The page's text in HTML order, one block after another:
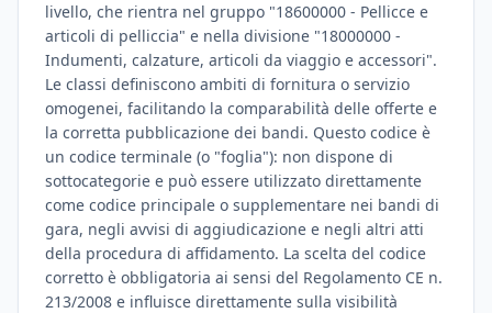
livello, che rientra nel gruppo "18600000 - Pellicce e
articoli di pelliccia" e nella divisione "18000000 -
Indumenti, calzature, articoli da viaggio e accessori".
Le classi definiscono ambiti di fornitura o servizio
omogenei, facilitando la comparabilità delle offerte e
la corretta pubblicazione dei bandi. Questo codice è
un codice terminale (o "foglia"): non dispone di
sottocategorie e può essere utilizzato direttamente
come codice principale o supplementare nei bandi di
gara, negli avvisi di aggiudicazione e negli altri atti
della procedura di affidamento. La scelta del codice
corretto è obbligatoria ai sensi del Regolamento CE n.
213/2008 e influisce direttamente sulla visibilità